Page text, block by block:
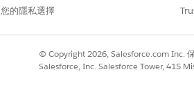
您的隱私選擇
© Copyright 2026, Salesforce.com Inc.
Salesforce, Inc. Salesforce Tower, 415